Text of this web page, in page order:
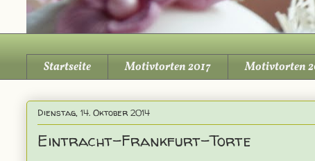
Startseite Motivtorten 2017 Motivtorten
Dienstag, 14. Oktober 2014
Eintracht-Frankfurt-Torte